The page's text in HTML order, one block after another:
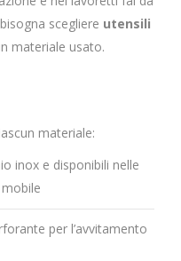
scegliere utensili
materiale usato.
materiale:
inox e disponibili nelle
per l’avvitamento